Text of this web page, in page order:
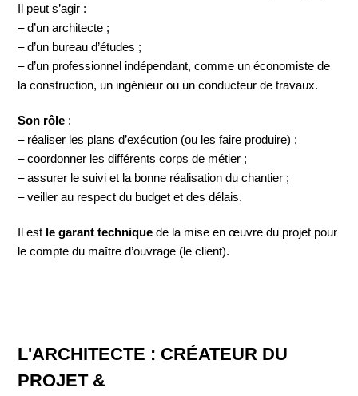
Il peut s’agir :
– d’un architecte ;
– d’un bureau d’études ;
– d’un professionnel indépendant, comme un économiste de
la construction, un ingénieur ou un conducteur de travaux.
Son rôle :
– réaliser les plans d’exécution (ou les faire produire) ;
– coordonner les différents corps de métier ;
– assurer le suivi et la bonne réalisation du chantier ;
– veiller au respect du budget et des délais.
Il est le garant technique de la mise en œuvre du projet pour
le compte du maître d’ouvrage (le client).
L'ARCHITECTE : CRÉATEUR DU
PROJET &